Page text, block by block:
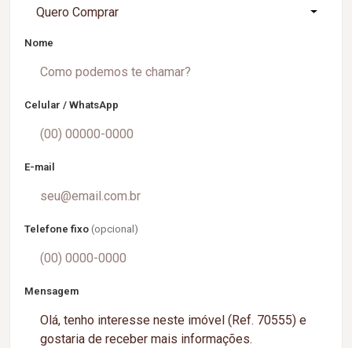
Quero Comprar
Nome
Celular / WhatsApp
E-mail
Telefone fixo (opcional)
Mensagem